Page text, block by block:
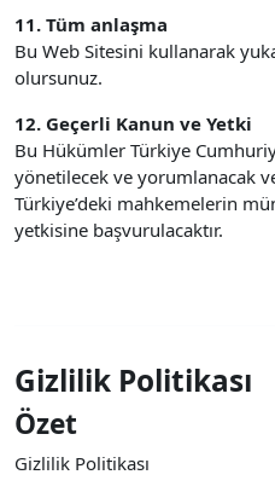
11. Tüm anlaşma
Bu Web Sitesini kullanarak
olursunuz.
12. Geçerli Kanun ve Yetki
Bu Hükümler Türkiye
yönetilecek ve yorumlanacak
Türkiye’deki mahkemelerin
yetkisine başvurulacaktır.
Gizlilik Politikası
Özet
Gizlilik Politikası